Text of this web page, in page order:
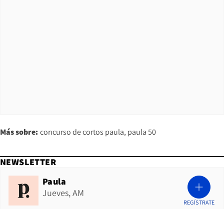
Más sobre: concurso de cortos paula paula 50
NEWSLETTER
Paula
Jueves, AM
REGÍSTRATE